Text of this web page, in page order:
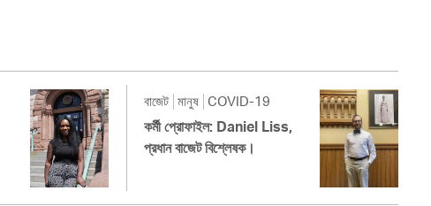
বাজেট মানুষ COVID-19
কর্মী প্রোফাইল: Daniel Liss,
প্রধান বাজেট বিশ্লেষক।